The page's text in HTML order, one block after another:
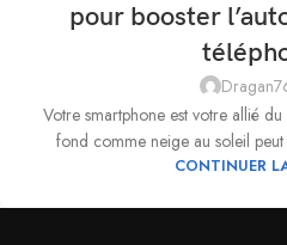
pour booster
Votre smartphone est votre allié
fond comme neige au soleil
CONTINUER